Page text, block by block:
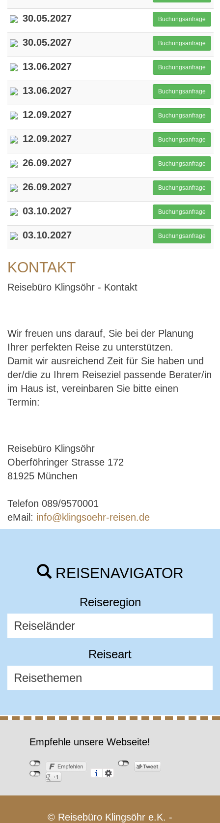
30.05.2027 Buchungsanfrage
30.05.2027 Buchungsanfrage
13.06.2027 Buchungsanfrage
13.06.2027 Buchungsanfrage
12.09.2027 Buchungsanfrage
12.09.2027 Buchungsanfrage
26.09.2027 Buchungsanfrage
26.09.2027 Buchungsanfrage
03.10.2027 Buchungsanfrage
03.10.2027 Buchungsanfrage
KONTAKT
Reisebüro Klingsöhr - Kontakt
Wir freuen uns darauf, Sie bei der Planung
Ihrer perfekten Reise zu unterstützen.
Damit wir ausreichend Zeit für Sie haben und
der/die zu Ihrem Reiseziel passende Berater/in
im Haus ist, vereinbaren Sie bitte einen
Termin:
Reisebüro Klingsöhr
Oberföhringer Strasse 172
81925 München
Telefon 089/9570001
eMail: info@klingsoehr-reisen.de
REISENAVIGATOR
Reiseregion
Reiseart
Empfehle unsere Webseite!
© Reisebüro Klingsöhr e.K. -